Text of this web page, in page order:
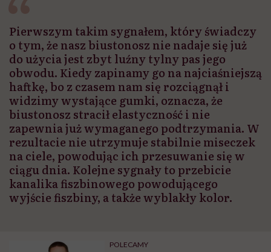
Pierwszym takim sygnałem, który świadczy
o tym, że nasz biustonosz nie nadaje się już
do użycia jest zbyt luźny tylny pas jego
obwodu. Kiedy zapinamy go na najciaśniejszą
haftkę, bo z czasem nam się rozciągnął i
widzimy wystające gumki, oznacza, że
biustonosz stracił elastyczność i nie
zapewnia już wymaganego podtrzymania. W
rezultacie nie utrzymuje stabilnie miseczek
na ciele, powodując ich przesuwanie się w
ciągu dnia. Kolejne sygnały to przebicie
kanalika fiszbinowego powodującego
wyjście fiszbiny, a także wyblakły kolor.
POLECAMY